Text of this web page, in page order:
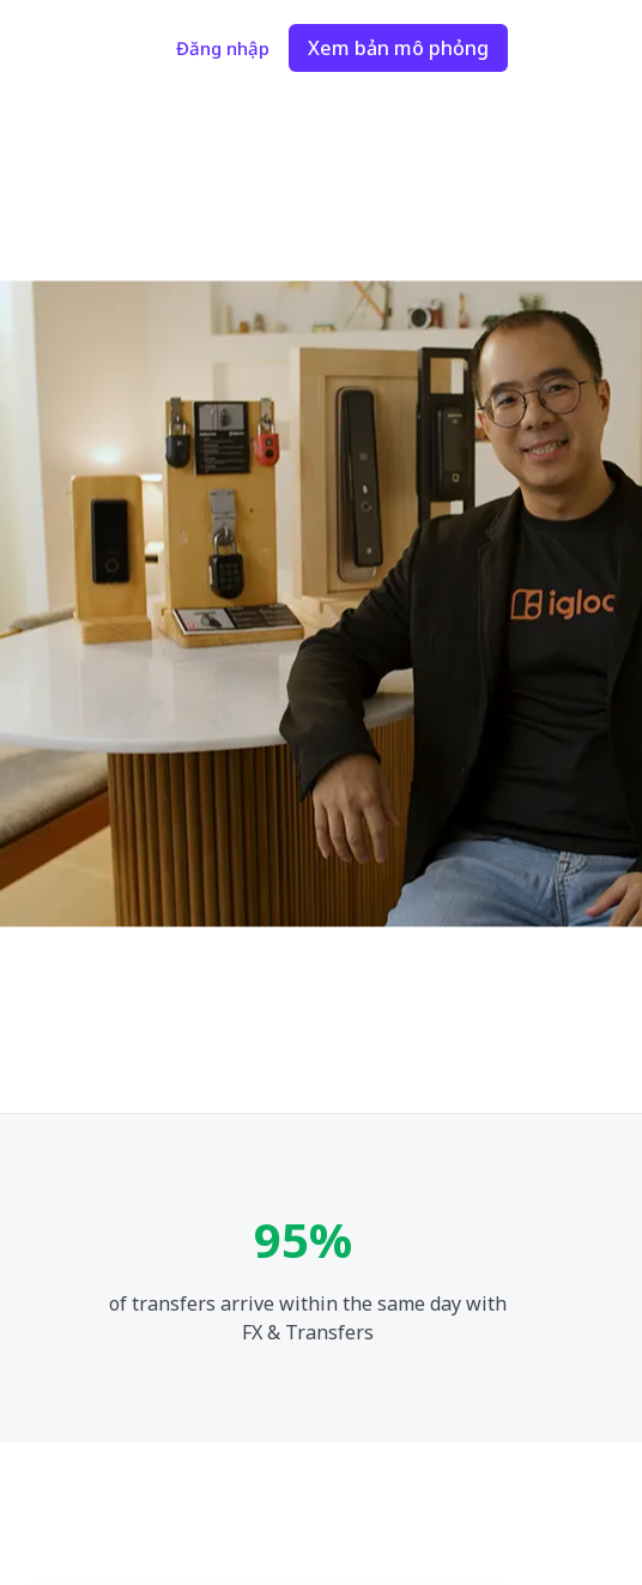
Đăng nhập Xem bản mô phỏng
95%
of transfers arrive within the same day with
FX & Transfers